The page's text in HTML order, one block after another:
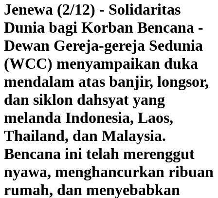
Jenewa (2/12) - Solidaritas
Dunia bagi Korban Bencana -
Dewan Gereja-gereja Sedunia
(WCC) menyampaikan duka
mendalam atas banjir, longsor,
dan siklon dahsyat yang
melanda Indonesia, Laos,
Thailand, dan Malaysia.
Bencana ini telah merenggut
nyawa, menghancurkan ribuan
rumah, dan menyebabkan